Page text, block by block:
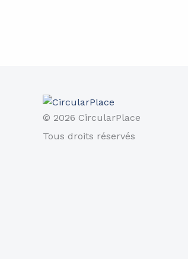
© 2026 CircularPlace
Tous droits réservés